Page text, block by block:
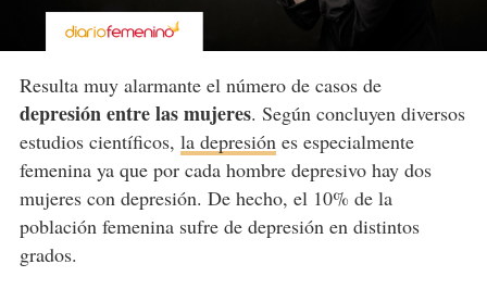
Resulta muy alarmante el número de casos de
depresión entre las mujeres. Según concluyen diversos
estudios científicos, la depresiónes especialmente
femenina ya que por cada hombre depresivo hay dos
mujeres con depresión. De hecho, el 10% de la
población femenina sufre de depresión en distintos
grados.